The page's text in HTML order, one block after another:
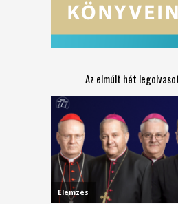
Az elmúlt hét